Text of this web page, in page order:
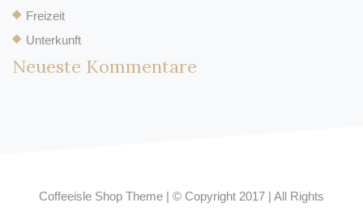
Freizeit
Unterkunft
Neueste Kommentare
Coffeeisle Shop Theme | © Copyright 2017 | All Rights